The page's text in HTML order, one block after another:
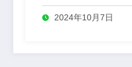
セサリー「八心 -
Yashin- 」
2024年10月7日